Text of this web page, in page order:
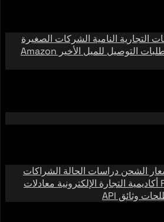
التجارية النامية الشركات الصغيرة
التوصيل للميل الأخير Amazon
الشحن دراسات الحالة الشراكات
أكاديمية التجارة الإلكترونية معادلات
وثائق API